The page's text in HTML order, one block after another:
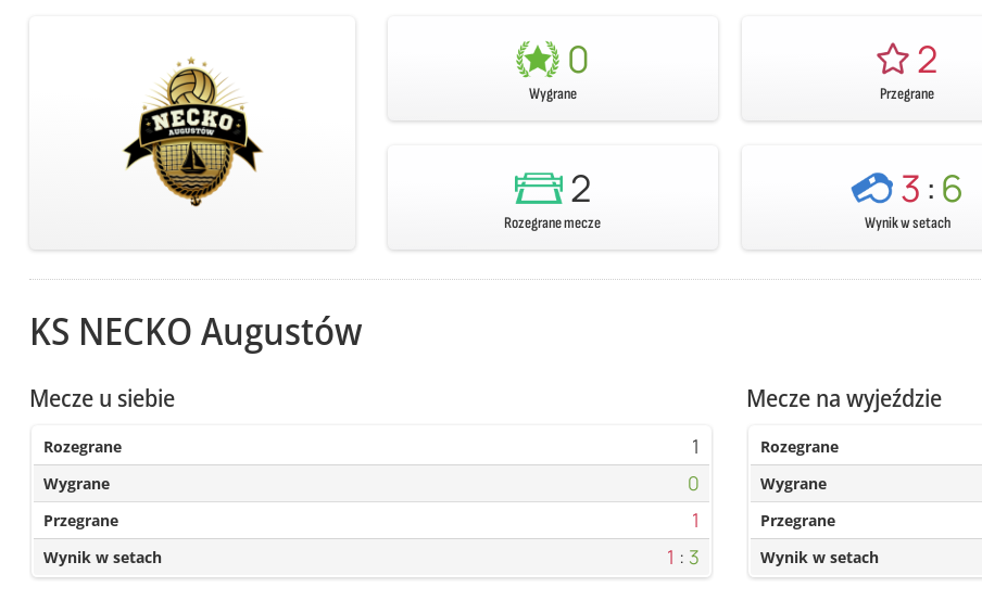
0
Wygrane
2
Przegrane
2
Rozegrane mecze
3:6
Wynik w setach
KS NECKO Augustów
Mecze u siebie
Rozegrane 1
Wygrane 0
Przegrane 1
Wynik w setach 1 : 3
Mecze na wyjeździe
Rozegrane
Wygrane
Przegrane
Wynik w setach